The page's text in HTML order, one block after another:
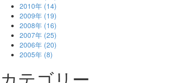
2010年 (14)
2009年 (19)
2008年 (16)
2007年 (25)
2006年 (20)
2005年 (8)